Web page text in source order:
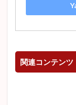
関連コンテンツ